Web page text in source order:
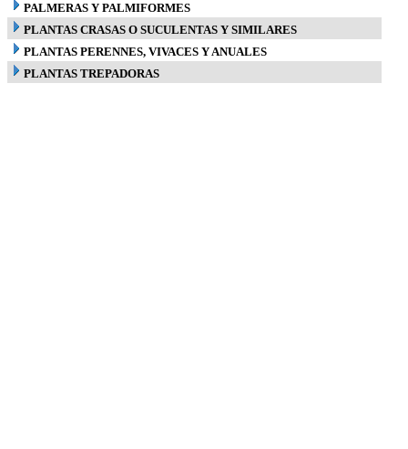
PALMERAS Y PALMIFORMES
PLANTAS CRASAS O SUCULENTAS Y SIMILARES
PLANTAS PERENNES, VIVACES Y ANUALES
PLANTAS TREPADORAS